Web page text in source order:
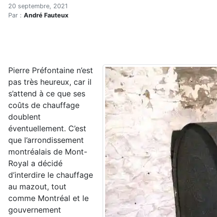
Accueil
Articles
Québec veut interdire le
20 septembre, 2021
Par : André Fauteux
Pierre Préfontaine n’est
pas très heureux, car il
s’attend à ce que ses
coûts de chauffage
doublent
éventuellement. C’est
que l’arrondissement
montréalais de Mont-
Royal a décidé
d’interdire le chauffage
au mazout, tout
comme Montréal et le
gouvernement